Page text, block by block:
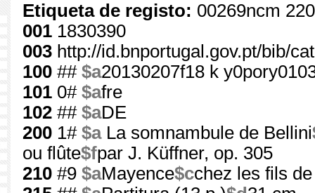
Etiqueta de registo: 00269ncm
001 1830390
003 http://id.bnportugal.gov.pt/bib/
100 ## $a20130207f18 k
101 0# $afre
102 ## $aDE
200 1# $aLa somnambule de Bellini
ou flûte$fpar J. Küffner, op. 305
210 #9 $aMayence$cchez les fils